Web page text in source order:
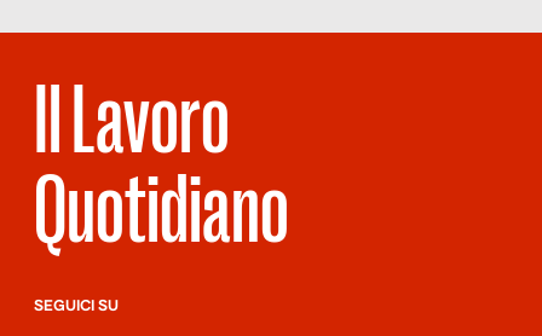
Il Lavoro
Quotidiano
SEGUICI SU